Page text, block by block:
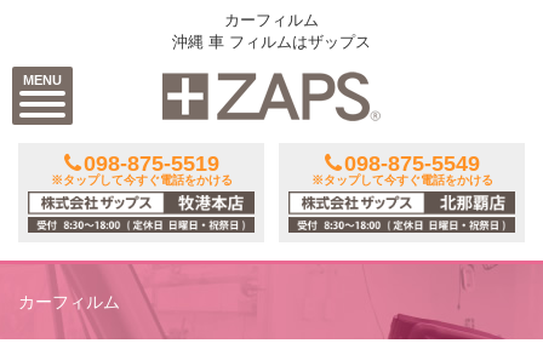
MENU
カーフィルム
沖縄 車 フィルムはザップス
098-875-5519
※タップして今すぐ電話をかける
098-875-5549
※タップして今すぐ電話をかける
カーフィルム